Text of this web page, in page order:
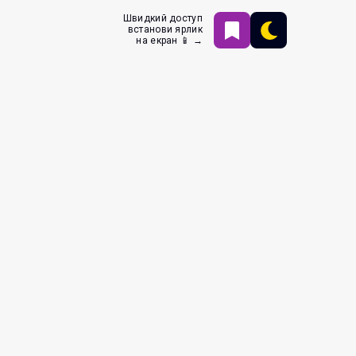
Швидкий доступ
встанови ярлик
на екран 📱 →